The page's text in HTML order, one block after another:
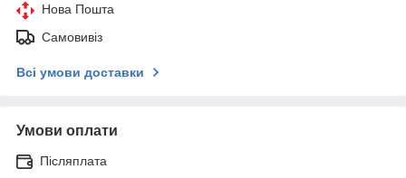
Нова Пошта
Самовивіз
Всі умови доставки
Умови оплати
Післяплата